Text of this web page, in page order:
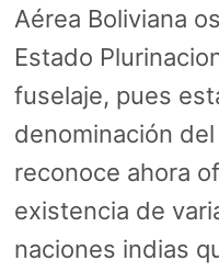
Aérea Boliviana
Estado
fuselaje, pues
denominación
reconoce ahora
existencia de
naciones indias